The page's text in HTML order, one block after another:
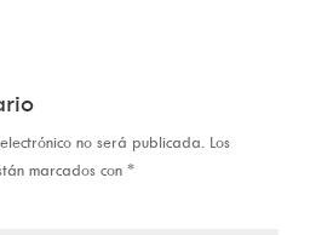
no será publicada. Los
marcados con *